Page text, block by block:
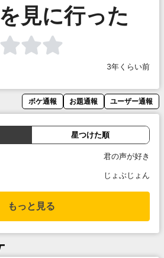
見に行った
3年くらい前
ボケ通報 お題通報 ユーザー通報
星つけた順
君の声が好き
じょぶじょん
もっと見る